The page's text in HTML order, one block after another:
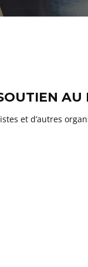
AU
et d’autres